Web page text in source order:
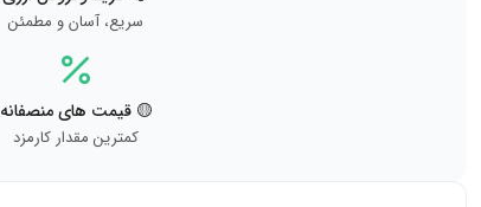
سریع، آسان و مطمئن
🟡 قیمت های منصفانه
کمترین مقدار کارمزد